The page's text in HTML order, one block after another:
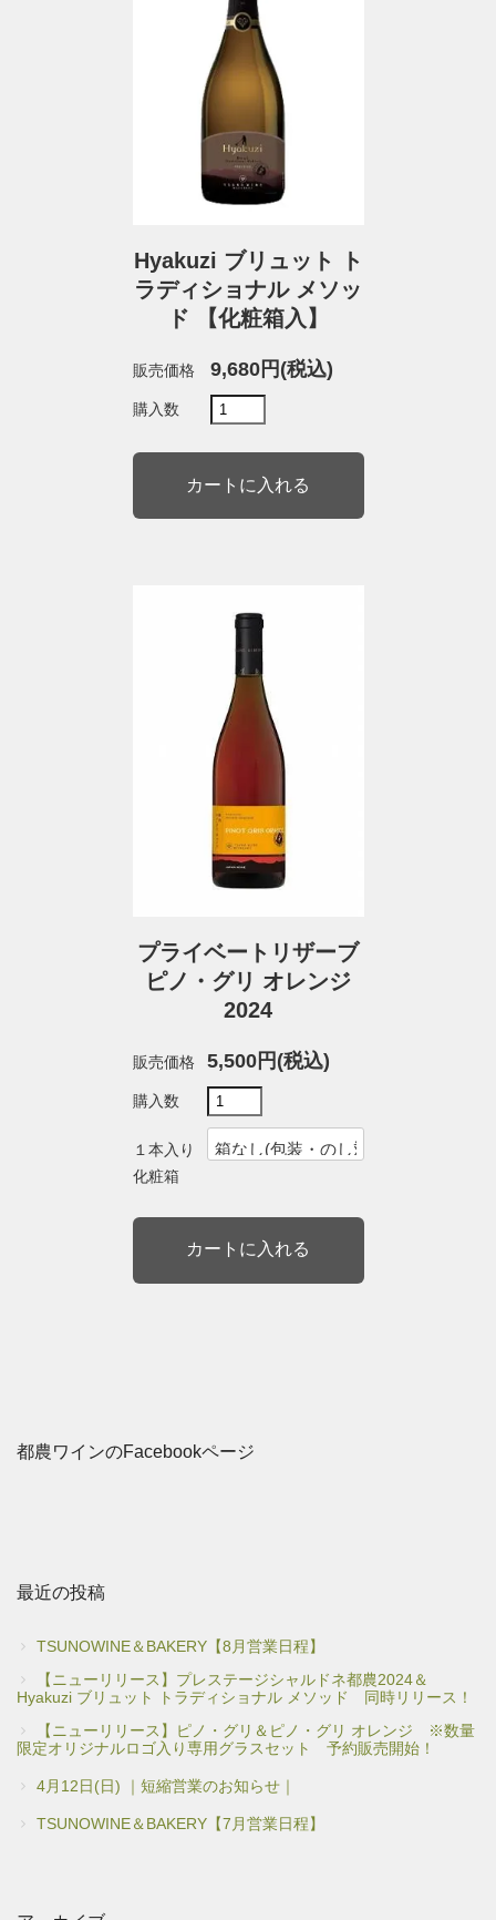
Hyakuzi ブリュット ト
ラディショナル メソッ
ド 【化粧箱入】
販売価格 9,680円(税込)
購入数
プライベートリザーブ
ピノ・グリ オレンジ
2024
販売価格 5,500円(税込)
購入数
１本入り
化粧箱
都農ワインのFacebookページ
最近の投稿
TSUNOWINE＆BAKERY【8月営業日程】
【ニューリリース】プレステージシャルドネ都農2024＆
Hyakuzi ブリュット トラディショナル メソッド 同時リリース！
【ニューリリース】ピノ・グリ＆ピノ・グリ オレンジ ※数量
限定オリジナルロゴ入り専用グラスセット 予約販売開始！
4月12日(日) ｜短縮営業のお知らせ｜
TSUNOWINE＆BAKERY【7月営業日程】